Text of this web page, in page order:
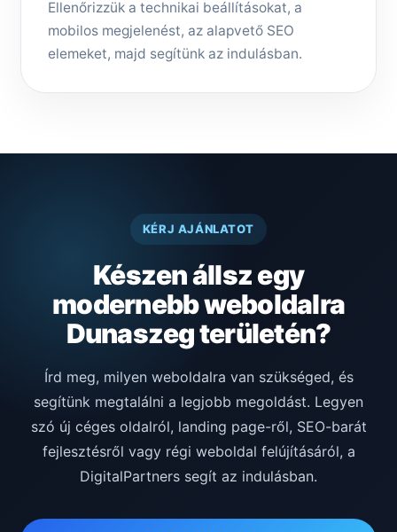
Ellenőrizzük a technikai beállításokat, a
mobilos megjelenést, az alapvető SEO
elemeket, majd segítünk az indulásban.
KÉRJ AJÁNLATOT
Készen állsz egy
modernebb weboldalra
Dunaszeg területén?
Írd meg, milyen weboldalra van szükséged, és
segítünk megtalálni a legjobb megoldást. Legyen
szó új céges oldalról, landing page-ről, SEO-barát
fejlesztésről vagy régi weboldal felújításáról, a
DigitalPartners segít az indulásban.